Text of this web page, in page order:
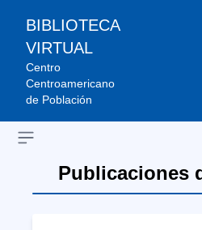
BIBLIOTECA
VIRTUAL
Centro
Centroamericano
de Población
Open sidebar
Publicaciones